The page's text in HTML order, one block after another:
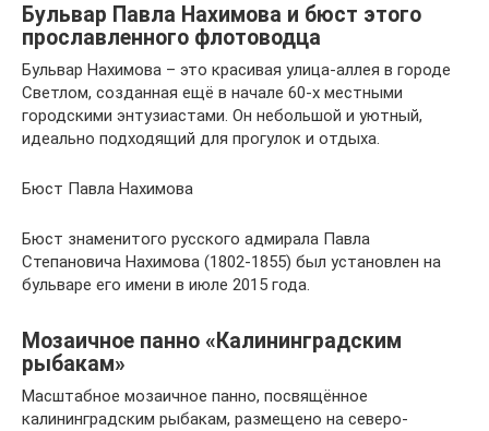
Бульвар Павла Нахимова и бюст этого
прославленного флотоводца
Бульвар Нахимова – это красивая улица-аллея в городе
Светлом, созданная ещё в начале 60-х местными
городскими энтузиастами. Он небольшой и уютный,
идеально подходящий для прогулок и отдыха.
Бюст Павла Нахимова
Бюст знаменитого русского адмирала Павла
Степановича Нахимова (1802-1855) был установлен на
бульваре его имени в июле 2015 года.
Мозаичное панно «Калининградским
рыбакам»
Масштабное мозаичное панно, посвящённое
калининградским рыбакам, размещено на северо-